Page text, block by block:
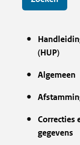
(HUP)
Algemeen
Correcties
gegevens